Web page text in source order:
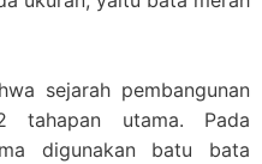
sejarah pembangunan
utama. Pada
digunakan batu bata